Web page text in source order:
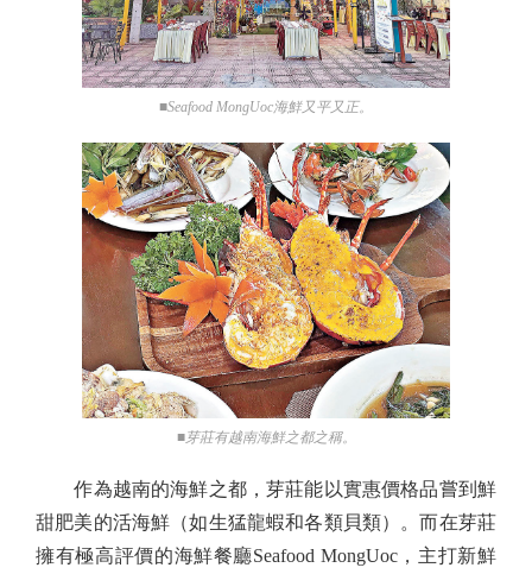
■Seafood MongUoc海鮮又平又正。
■芽莊有越南海鮮之都之稱。
作為越南的海鮮之都，芽莊能以實惠價格品嘗到鮮
甜肥美的活海鮮（如生猛龍蝦和各類貝類）。而在芽莊
擁有極高評價的海鮮餐廳Seafood MongUoc，主打新鮮